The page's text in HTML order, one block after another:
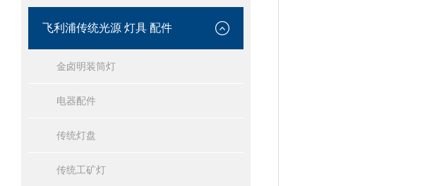
飞利浦传统光源 灯具 配件
金卤明装筒灯
电器配件
传统灯盘
传统工矿灯